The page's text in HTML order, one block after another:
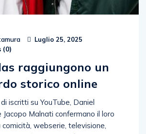
Luglio 25, 2025
(0)
raggiungono un
storico online
iscritti su YouTube, Daniel
Jacopo Malnati confermano il loro
webserie, televisione,